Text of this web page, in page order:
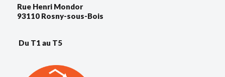
Rue Henri Mondor
93110 Rosny-sous-Bois
Du T1 au T5